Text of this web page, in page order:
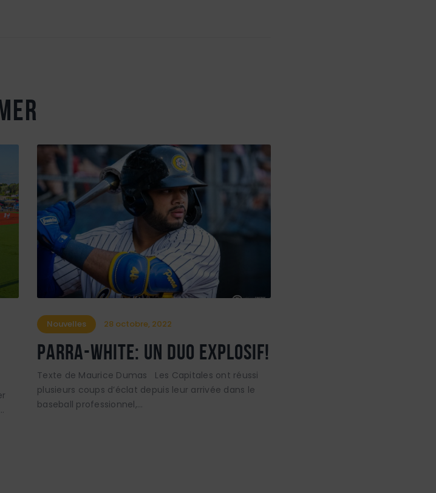
Nouvelles 28 octobre, 2022
PARRA-WHITE: UN DUO EXPLOSIF!
Texte de Maurice Dumas Les Capitales ont réussi
plusieurs coups d’éclat depuis leur arrivée dans le
baseball professionnel,…